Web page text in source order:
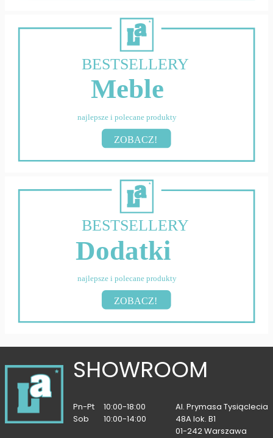
BESTSELLERY
Meble
najlepsze i polecane produkty
ZOBACZ!
BESTSELLERY
Dodatki
najlepsze i polecane produkty
ZOBACZ!
SHOWROOM
Pn-Pt
10:00-18:00
Sob
10:00-14:00
Al. Prymasa Tysiąclecia
48A lok. B1
01-242 Warszawa